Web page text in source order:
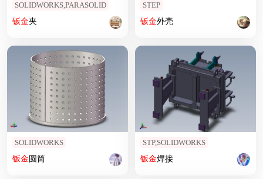
SOLIDWORKS,PARASOLID
钣金夹
STEP
钣金外壳
SOLIDWORKS
钣金圆筒
STP,SOLIDWORKS
钣金焊接